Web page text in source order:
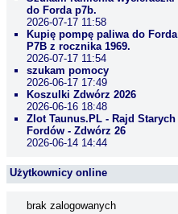
do Forda p7b.
2026-07-17 11:58
Kupię pompę paliwa do Forda
P7B z rocznika 1969.
2026-07-17 11:54
szukam pomocy
2026-06-17 17:49
Koszulki Zdwórz 2026
2026-06-16 18:48
Zlot Taunus.PL - Rajd Starych
Fordów - Zdwórz 26
2026-06-14 14:44
Użytkownicy online
brak zalogowanych